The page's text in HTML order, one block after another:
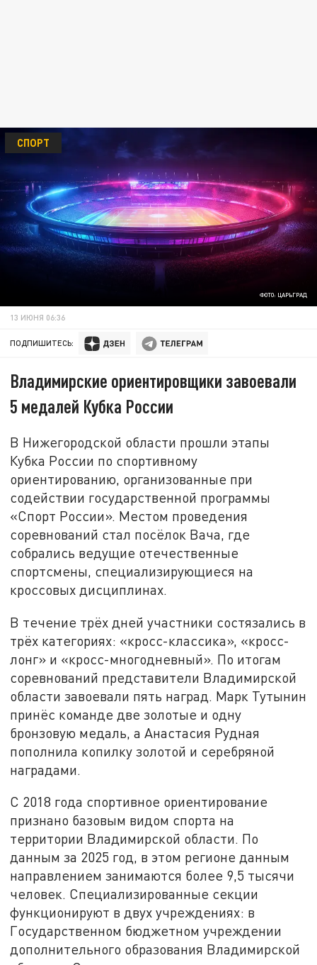
ФОТО: ЦАРЬГРАД
СПОРТ
13 ИЮНЯ 06:36
ПОДПИШИТЕСЬ:
Владимирские ориентировщики завоевали
5 медалей Кубка России
В Нижегородской области прошли этапы
Кубка России по спортивному
ориентированию, организованные при
содействии государственной программы
«Спорт России». Местом проведения
соревнований стал посёлок Вача, где
собрались ведущие отечественные
спортсмены, специализирующиеся на
кроссовых дисциплинах.
В течение трёх дней участники состязались в
трёх категориях: «кросс-классика», «кросс-
лонг» и «кросс-многодневный». По итогам
соревнований представители Владимирской
области завоевали пять наград. Марк Тутынин
принёс команде две золотые и одну
бронзовую медаль, а Анастасия Рудная
пополнила копилку золотой и серебряной
наградами.
С 2018 года спортивное ориентирование
признано базовым видом спорта на
территории Владимирской области. По
данным за 2025 год, в этом регионе данным
направлением занимаются более 9,5 тысячи
человек. Специализированные секции
функционируют в двух учреждениях: в
Государственном бюджетном учреждении
дополнительного образования Владимирской